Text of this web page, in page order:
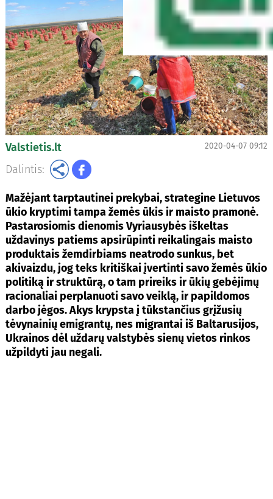
Valstietis.lt 2020-04-07 09:12
Dalintis:
Mažėjant tarptautinei prekybai, strategine Lietuvos
ūkio kryptimi tampa žemės ūkis ir maisto pramonė.
Pastarosiomis dienomis Vyriausybės iškeltas
uždavinys patiems apsirūpinti reikalingais maisto
produktais žemdirbiams neatrodo sunkus, bet
akivaizdu, jog teks kritiškai įvertinti savo žemės ūkio
politiką ir struktūrą, o tam prireiks ir ūkių gebėjimų
racionaliai perplanuoti savo veiklą, ir papildomos
darbo jėgos. Akys krypsta į tūkstančius grįžusių
tėvynainių emigrantų, nes migrantai iš Baltarusijos,
Ukrainos dėl uždarų valstybės sienų vietos rinkos
užpildyti jau negali.